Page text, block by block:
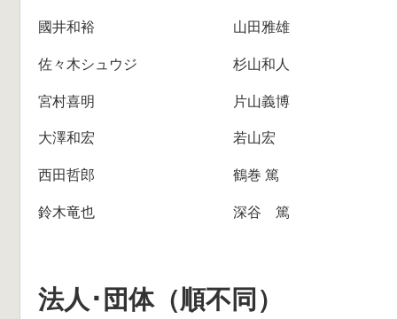
國井和裕
佐々木シュウジ
宮村喜明
大澤和宏
西田哲郎
鈴木竜也
山田雅雄
杉山和人
片山義博
若山宏
鶴巻 篤
深谷 篤
法人･団体（順不同）